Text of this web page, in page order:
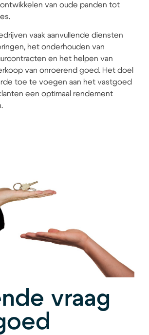
van oude panden tot
vaak aanvullende diensten
het onderhouden van
en het helpen van
van onroerend goed. Het doel
toe te voegen aan het vastgoed
een optimaal rendement
vraag